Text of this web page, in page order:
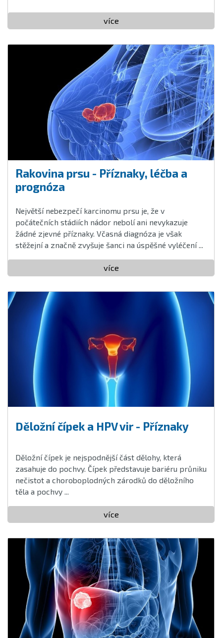
více
Rakovina prsu - Příznaky, léčba a
prognóza
Největší nebezpečí karcinomu prsu je, že v
počátečních stádiích nádor nebolí ani nevykazuje
žádné zjevné příznaky. Včasná diagnóza je však
stěžejní a značně zvyšuje šanci na úspěšné vyléčení ...
více
Děložní čípek a HPV vir - Příznaky
Děložní čípek je nejspodnější část dělohy, která
zasahuje do pochvy. Čípek představuje bariéru průniku
nečistot a choroboplodných zárodků do děložního
těla a pochvy ...
více